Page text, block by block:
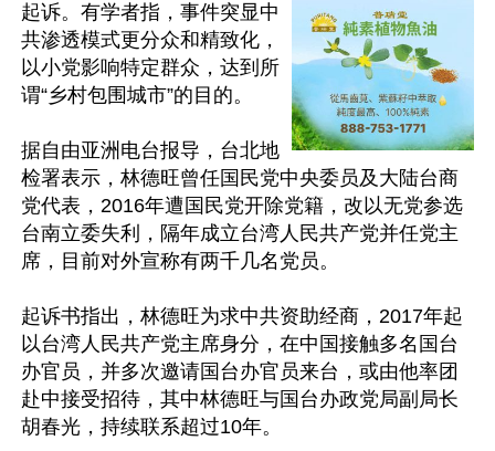
起诉。有学者指，事件突显中
共渗透模式更分众和精致化，
以小党影响特定群众，达到所
谓“乡村包围城市”的目的。
据自由亚洲电台报导，台北地
检署表示，林德旺曾任国民党中央委员及大陆台商
党代表，2016年遭国民党开除党籍，改以无党参选
台南立委失利，隔年成立台湾人民共产党并任党主
席，目前对外宣称有两千几名党员。
起诉书指出，林德旺为求中共资助经商，2017年起
以台湾人民共产党主席身分，在中国接触多名国台
办官员，并多次邀请国台办官员来台，或由他率团
赴中接受招待，其中林德旺与国台办政党局副局长
胡春光，持续联系超过10年。